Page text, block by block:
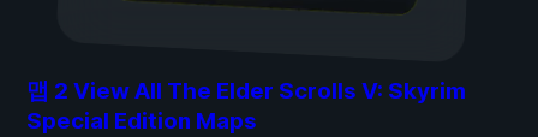
맵 2 View All The Elder Scrolls V: Skyrim
Special Edition Maps